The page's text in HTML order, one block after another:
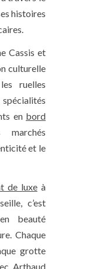
histoires
Cassis et
culturelle
ruelles
en bord
et le
de luxeà
c’est
beauté
Chaque
grotte
Arthaud